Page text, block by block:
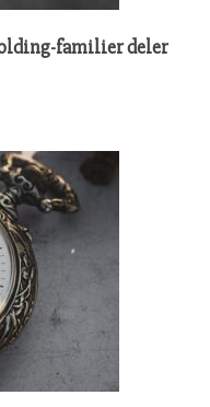
familier deler